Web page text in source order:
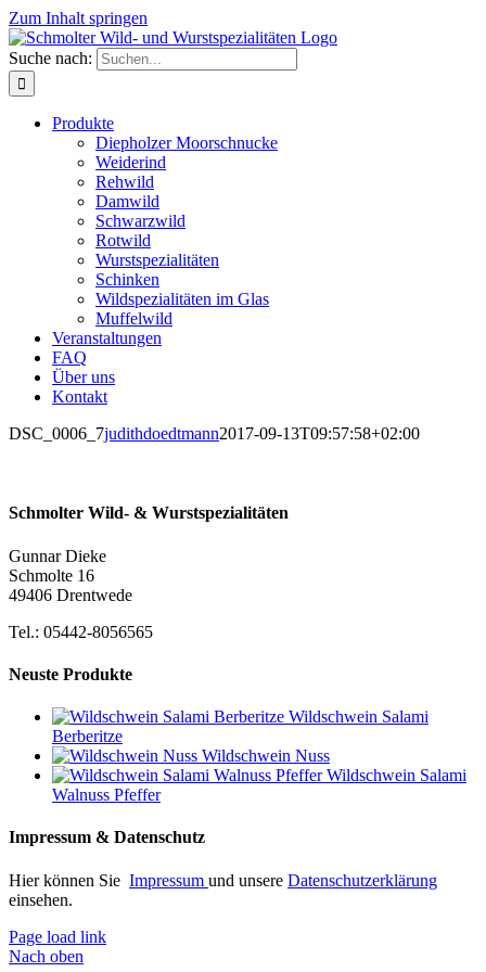
Zum Inhalt springen
Suche nach:
Produkte
Diepholzer Moorschnucke
Weiderind
Rehwild
Damwild
Schwarzwild
Rotwild
Wurstspezialitäten
Schinken
Wildspezialitäten im Glas
Muffelwild
Veranstaltungen
FAQ
Über uns
Kontakt
DSC_0006_7judithdoedtmann2017-09-13T09:57:58+02:00
Schmolter Wild- & Wurstspezialitäten
Gunnar Dieke
Schmolte 16
49406 Drentwede
Tel.: 05442-8056565
Neuste Produkte
Wildschwein Salami
Berberitze
Wildschwein Nuss
Wildschwein Salami
Walnuss Pfeffer
Impressum & Datenschutz
Hier können Sie Impressum und unsere Datenschutzerklärung
einsehen.
Page load link
Nach oben